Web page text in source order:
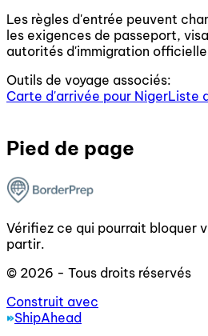
Les règles d'entrée peuvent
les exigences de passeport,
autorités d'immigration
Outils de voyage associés:
Carte d'arrivée pour NigerListe
Pied de page
Vérifiez ce qui pourrait bloquer
partir.
© 2026 - Tous droits réservés
Construit avec
ShipAhead